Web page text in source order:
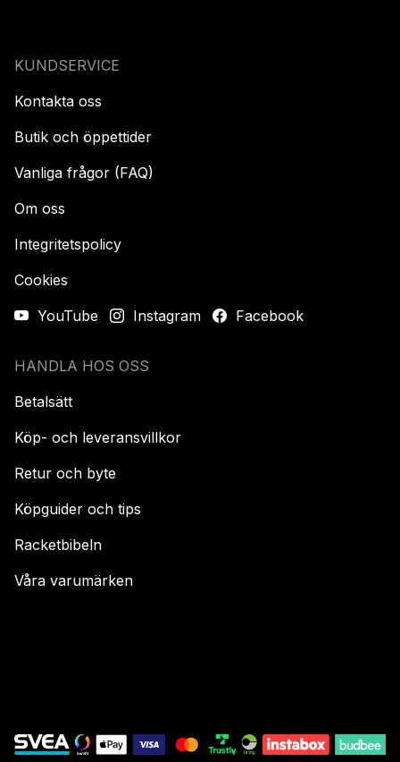
KUNDSERVICE
Kontakta oss
Butik och öppettider
Vanliga frågor (FAQ)
Om oss
Integritetspolicy
Cookies
YouTube
Instagram Facebook
HANDLA HOS OSS
Betalsätt
Köp- och leveransvillkor
Retur och byte
Köpguider och tips
Racketbibeln
Våra varumärken